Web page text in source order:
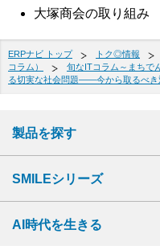
大塚商会の取り組み
ERPナビ トップ トク◎情報
コラム）
旬なITコラム～まちで
る切実な社会問題――今から取るべき
製品を探す
SMILEシリーズ
AI時代を生きる